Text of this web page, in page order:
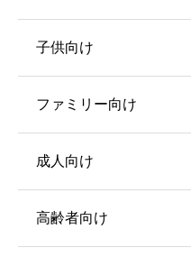
子供向け
ファミリー向け
成人向け
高齢者向け